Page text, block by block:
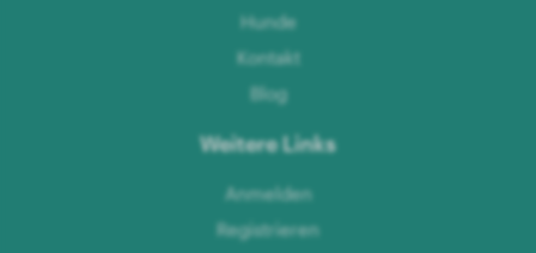
Hunde
Kontakt
Blog
Weitere Links
Anmelden
Registrieren